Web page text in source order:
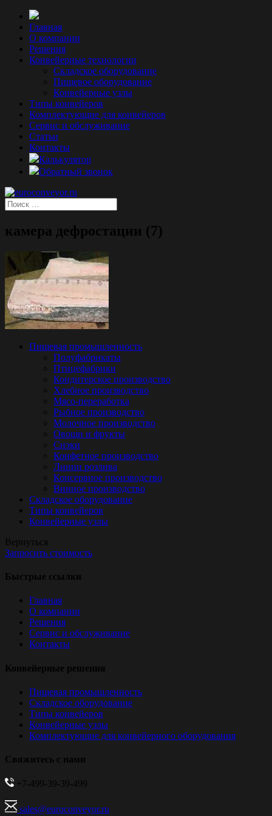
Главная
О компании
Решения
Конвейерные технологии
Складское оборудование
Пищевое оборудование
Конвейерные узлы
Типы конвейеров
Комплектующие для конвейеров
Сервис и обслуживание
Статьи
Контакты
Калькулятор
Обратный звонок
камера дефростации (7)
Пищевая промышленность
Полуфабрикаты
Птицефабрики
Кондитерское производство
Хлебное производство
Мясо-переработка
Рыбное производство
Молочное производство
Овощи и фрукты
Снэки
Конфетное производство
Линии розлива
Консервное производство
Винное производство
Складское оборудование
Типы конвейеров
Конвейерные узлы
Вернуться
Запросить стоимость
Быстрые ссылки
Главная
О компании
Решения
Сервис и обслуживание
Контакты
Конвейерные решения
Пищевая промышленность
Складское оборудование
Типы конвейеров
Конвейерные узлы
Комплектующие для конвейерного оборудования
Свяжитесь с нами
+7-499-39-39-499
sales@euroconveyor.ru